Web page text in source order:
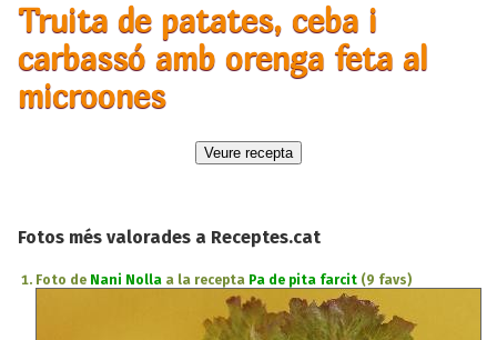
Truita de patates, ceba i
carbassó amb orenga feta al
microones
Fotos més valorades a Receptes.cat
Foto de Nani Nolla a la recepta Pa de pita farcit (9 favs)